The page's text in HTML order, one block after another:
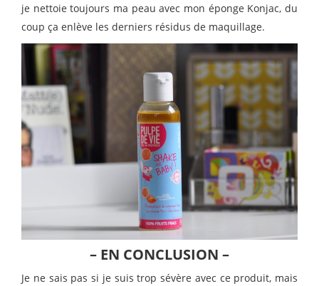
je nettoie toujours ma peau avec mon éponge Konjac, du
coup ça enlève les derniers résidus de maquillage.
– EN CONCLUSION –
Je ne sais pas si je suis trop sévère avec ce produit, mais